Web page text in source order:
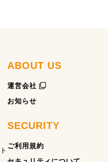
ABOUT US
運営会社
お知らせ
SECURITY
ご利用規約